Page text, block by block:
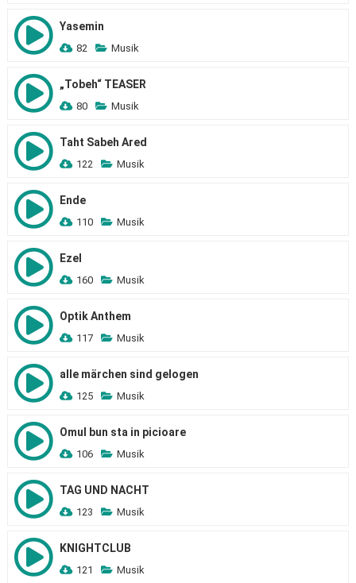
Yasemin
82 Musik
„Tobeh“ TEASER
80 Musik
Taht Sabeh Ared
122 Musik
Ende
110 Musik
Ezel
160 Musik
Optik Anthem
117 Musik
alle märchen sind gelogen
125 Musik
Omul bun sta in picioare
106 Musik
TAG UND NACHT
123 Musik
KNIGHTCLUB
121 Musik